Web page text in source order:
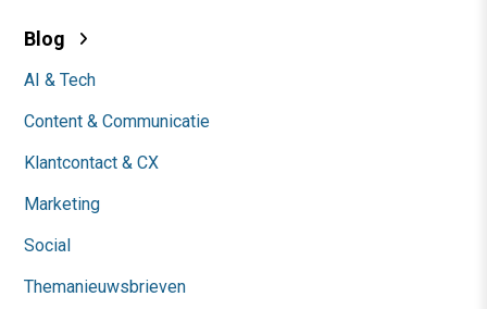
Blog
AI & Tech
Content & Communicatie
Klantcontact & CX
Marketing
Social
Themanieuwsbrieven